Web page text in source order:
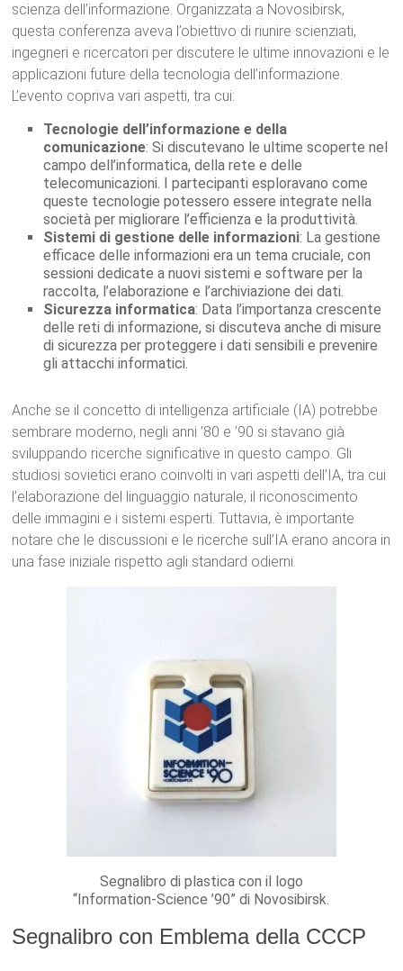
scienza dell’informazione. Organizzata a Novosibirsk,
questa conferenza aveva l’obiettivo di riunire scienziati,
ingegneri e ricercatori per discutere le ultime innovazioni e le
applicazioni future della tecnologia dell’informazione.
L’evento copriva vari aspetti, tra cui:
Tecnologie dell’informazione e della
comunicazione: Si discutevano le ultime scoperte nel
campo dell’informatica, della rete e delle
telecomunicazioni. I partecipanti esploravano come
queste tecnologie potessero essere integrate nella
società per migliorare l’efficienza e la produttività.
Sistemi di gestione delle informazioni: La gestione
efficace delle informazioni era un tema cruciale, con
sessioni dedicate a nuovi sistemi e software per la
raccolta, l’elaborazione e l’archiviazione dei dati.
Sicurezza informatica: Data l’importanza crescente
delle reti di informazione, si discuteva anche di misure
di sicurezza per proteggere i dati sensibili e prevenire
gli attacchi informatici.
Anche se il concetto di intelligenza artificiale (IA) potrebbe
sembrare moderno, negli anni ’80 e ’90 si stavano già
sviluppando ricerche significative in questo campo. Gli
studiosi sovietici erano coinvolti in vari aspetti dell’IA, tra cui
l’elaborazione del linguaggio naturale, il riconoscimento
delle immagini e i sistemi esperti. Tuttavia, è importante
notare che le discussioni e le ricerche sull’IA erano ancora in
una fase iniziale rispetto agli standard odierni.
Segnalibro di plastica con il logo
“Information-Science ’90” di Novosibirsk.
Segnalibro con Emblema della CCCP